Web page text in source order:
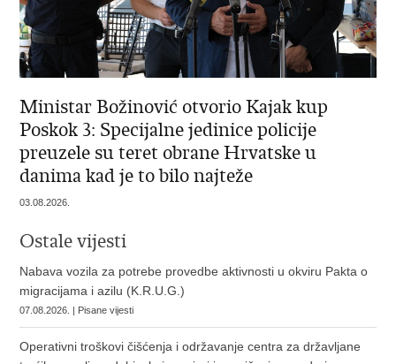
Ministar Božinović otvorio Kajak kup
Poskok 3: Specijalne jedinice policije
preuzele su teret obrane Hrvatske u
danima kad je to bilo najteže
03.08.2026.
Ostale vijesti
Nabava vozila za potrebe provedbe aktivnosti u okviru Pakta o
migracijama i azilu (K.R.U.G.)
07.08.2026. | Pisane vijesti
Operativni troškovi čišćenja i održavanje centra za državljane